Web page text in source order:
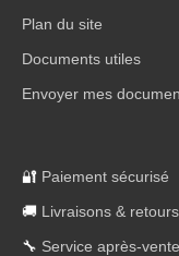
Plan du site
Documents utiles
Envoyer mes
🔐 Paiement sécurisé
🚚 Livraisons & retours
🔧 Service après-vente